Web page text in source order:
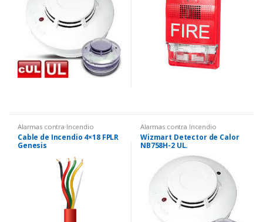
Alarmas contra Incendio
Cable de Incendio 4×18 FPLR
Genesis
Alarmas contra Incendio
Wizmart Detector de Calor
NB758H-2 UL.